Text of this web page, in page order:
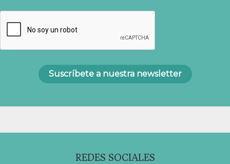
REDES SOCIALES